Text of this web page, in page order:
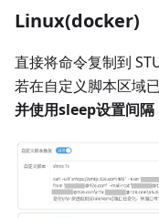
Linux(docker)
直接将命令复制到
若在自定义脚本区域
并使用sleep设置间隔